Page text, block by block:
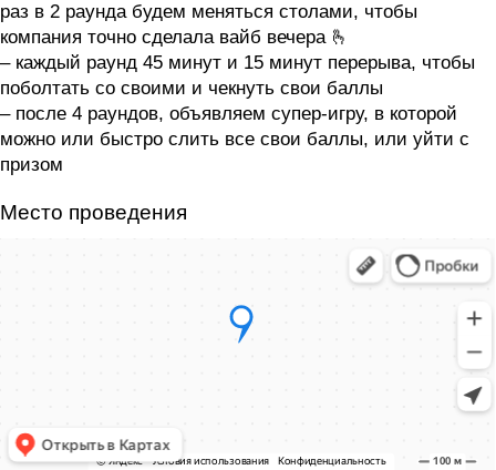
раз в 2 раунда будем меняться столами, чтобы
компания точно сделала вайб вечера 🫰
– каждый раунд 45 минут и 15 минут перерыва, чтобы
поболтать со своими и чекнуть свои баллы
– после 4 раундов, объявляем супер-игру, в которой
можно или быстро слить все свои баллы, или уйти с
призом
Место проведения